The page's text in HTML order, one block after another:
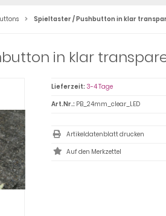
Spieltaster / Pushbutton in klar
in klar
Lieferzeit: 3-4 Tage
Art.Nr.: PB_24mm_clear_LED
Artikeldatenblatt drucken